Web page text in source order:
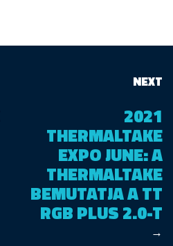
NEXT
2021
THERMALTAKE
EXPO JUNE: A
THERMALTAKE
BEMUTATJA A TT
RGB PLUS 2.0-T
→